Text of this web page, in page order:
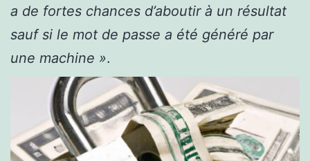
a de fortes chances d’aboutir à un résultat
sauf si le mot de passe a été généré par
une machine ».